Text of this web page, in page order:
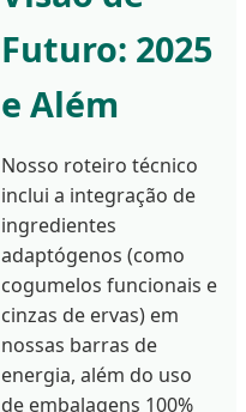
Futuro: 2025
e Além
Nosso roteiro técnico
inclui a integração de
ingredientes
adaptógenos (como
cogumelos funcionais e
cinzas de ervas) em
nossas barras de
energia, além do uso
de embalagens 100%